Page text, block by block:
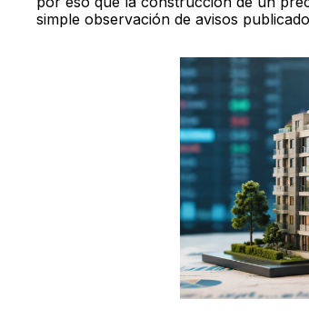
simple observación de avisos